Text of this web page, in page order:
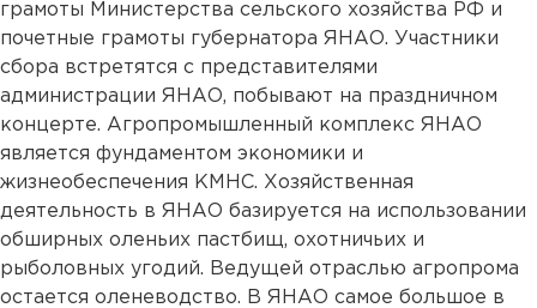
грамоты Министерства сельского хозяйства РФ и
почетные грамоты губернатора ЯНАО. Участники
сбора встретятся с представителями
администрации ЯНАО, побывают на праздничном
концерте. Агропромышленный комплекс ЯНАО
является фундаментом экономики и
жизнеобеспечения КМНС. Хозяйственная
деятельность в ЯНАО базируется на использовании
обширных оленьих пастбищ, охотничьих и
рыболовных угодий. Ведущей отраслью агропрома
остается оленеводство. В ЯНАО самое большое в